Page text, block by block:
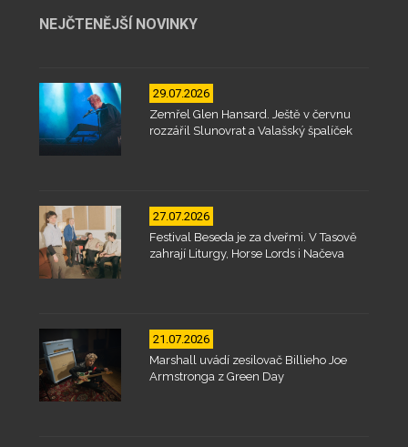
NEJČTENĚJŠÍ NOVINKY
29.07.2026
Zemřel Glen Hansard. Ještě v červnu
rozzářil Slunovrat a Valašský špalíček
27.07.2026
Festival Beseda je za dveřmi. V Tasově
zahrají Liturgy, Horse Lords i Načeva
21.07.2026
Marshall uvádí zesilovač Billieho Joe
Armstronga z Green Day